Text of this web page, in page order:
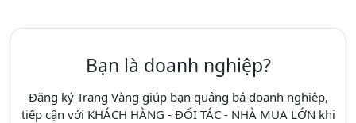
Bạn là doanh nghiệp?
Đăng ký Trang Vàng giúp bạn quảng bá doanh nghiêp,
tiếp cận với KHÁCH HÀNG - ĐỐI TÁC - NHÀ MUA LỚN khi